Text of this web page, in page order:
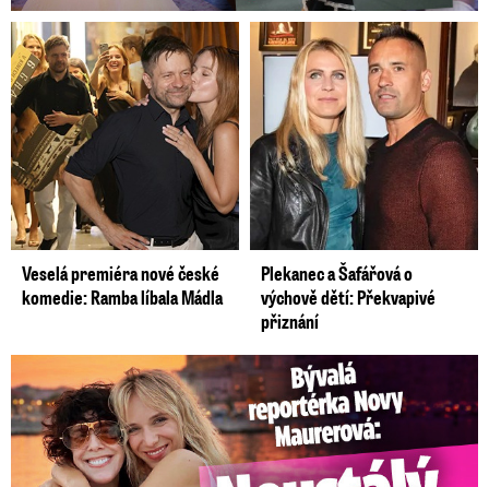
Veselá premiéra nové české
komedie: Ramba líbala Mádla
Plekanec a Šafářová o
výchově dětí: Překvapivé
přiznání
Bývalá reportérka Novy Maurerová: Neustálý boj o lásku s ...